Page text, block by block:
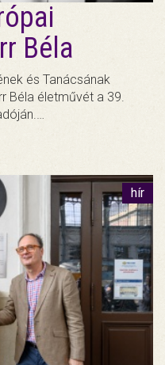
Béla
és Tanácsának
Béla életművét a 39.
hír